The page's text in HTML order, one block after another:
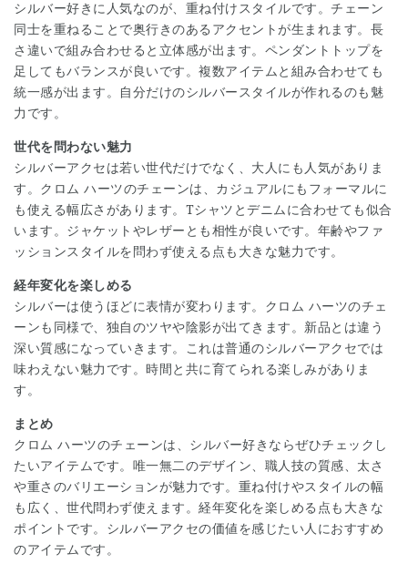
シルバー好きに人気なのが、重ね付けスタイルです。チェーン
同士を重ねることで奥行きのあるアクセントが生まれます。長
さ違いで組み合わせると立体感が出ます。ペンダントトップを
足してもバランスが良いです。複数アイテムと組み合わせても
統一感が出ます。自分だけのシルバースタイルが作れるのも魅
力です。
世代を問わない魅力
シルバーアクセは若い世代だけでなく、大人にも人気がありま
す。クロム ハーツのチェーンは、カジュアルにもフォーマルに
も使える幅広さがあります。Tシャツとデニムに合わせても似合
います。ジャケットやレザーとも相性が良いです。年齢やファ
ッションスタイルを問わず使える点も大きな魅力です。
経年変化を楽しめる
シルバーは使うほどに表情が変わります。クロム ハーツのチェ
ーンも同様で、独自のツヤや陰影が出てきます。新品とは違う
深い質感になっていきます。これは普通のシルバーアクセでは
味わえない魅力です。時間と共に育てられる楽しみがありま
す。
まとめ
クロム ハーツのチェーンは、シルバー好きならぜひチェックし
たいアイテムです。唯一無二のデザイン、職人技の質感、太さ
や重さのバリエーションが魅力です。重ね付けやスタイルの幅
も広く、世代問わず使えます。経年変化を楽しめる点も大きな
ポイントです。シルバーアクセの価値を感じたい人におすすめ
のアイテムです。